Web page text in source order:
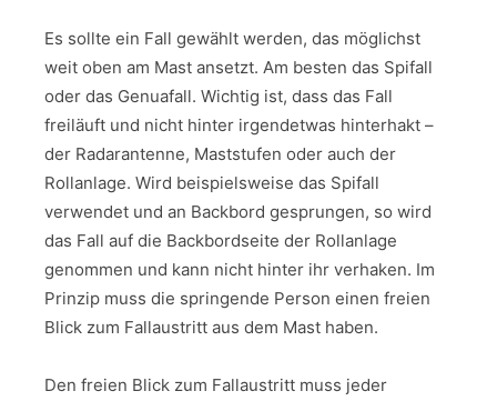
Es sollte ein Fall gewählt werden, das möglichst
weit oben am Mast ansetzt. Am besten das Spifall
oder das Genuafall. Wichtig ist, dass das Fall
freiläuft und nicht hinter irgendetwas hinterhakt –
der Radarantenne, Maststufen oder auch der
Rollanlage. Wird beispielsweise das Spifall
verwendet und an Backbord gesprungen, so wird
das Fall auf die Backbordseite der Rollanlage
genommen und kann nicht hinter ihr verhaken. Im
Prinzip muss die springende Person einen freien
Blick zum Fallaustritt aus dem Mast haben.
Den freien Blick zum Fallaustritt muss jeder